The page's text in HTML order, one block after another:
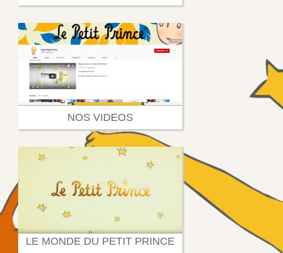
NOS VIDEOS
LE MONDE DU PETIT PRINCE